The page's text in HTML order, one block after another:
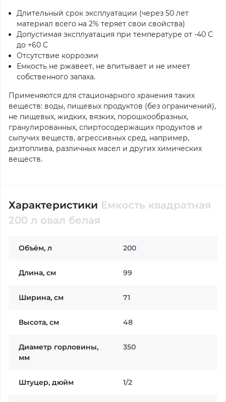
Длительный срок эксплуатации (через 50 лет
материал всего на 2% теряет свои свойства)
Допустимая эксплуатация при температуре от -40 С
до +60 С
Отсутствие коррозии
Емкость не ржавеет, не впитывает и не имеет
собственного запаха.
Применяются для стационарного хранения таких
веществ: воды, пищевых продуктов (без ограничений),
не пищевых, жидких, вязких, порошкообразных,
гранулированных, спиртосодержащих продуктов и
сыпучих веществ, агрессивных сред, например,
дизтоплива, различных масел и других химических
веществ.
Характеристики Емкость квадратная
200 л овал белая
Объём, л 200
Длина, см 99
Ширина, см 71
Высота, см 48
Диаметр горловины,
мм
350
Штуцер, дюйм 1/2